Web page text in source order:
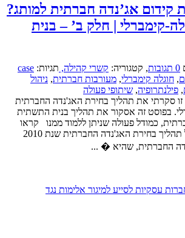
קידום אג’נדה חברתית למותג?
קימברלי | חלק ב’ – בנית
0 תגובות , קטגוריה: קשרי קהילה, תגיות: case
, חוגלה קימברלי, מעורבות חברתית, ניהול
, פילנתרופיה, שיתופי פעולה
סקרתי את תהליך בחירת האג'נדה החברתית
בפוסט זה אסקור את תהליך בנית התשתית
כמודל פעולה שניתן ללמוד ממנו קראו
בחלק א' של הפוסט על תהליך בחירת האג'נדה החברתית שנת 2010
החברתית, שהיא � ...